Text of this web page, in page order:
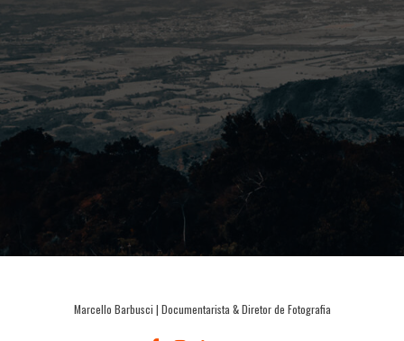
Marcello Barbusci | Documentarista & Diretor de Fotografia